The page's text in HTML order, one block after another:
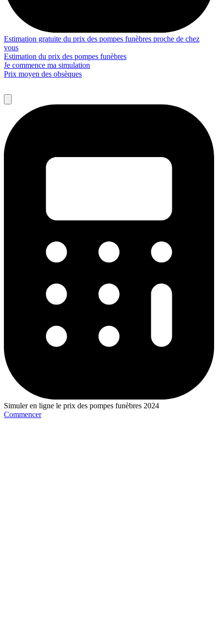
Estimation gratuite du prix des pompes funèbres proche de chez
vous
Estimation du prix des pompes funèbres
Je commence ma simulation
Prix moyen des obsèques
Simuler en ligne le prix des pompes funèbres 2024
Commencer